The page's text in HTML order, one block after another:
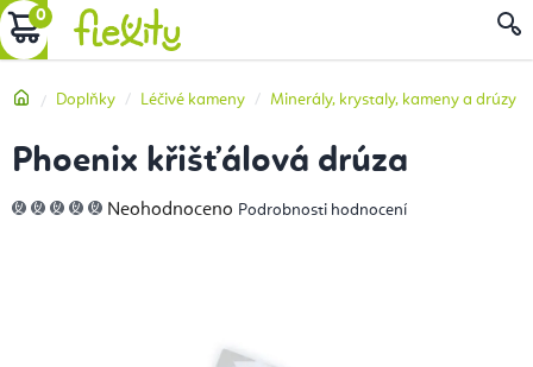
Přejít
na
NÁKUPNÍ
DomůDoplňky Léčivé kameny Minerály, krystaly, kameny a drúzy
Phoenix křišťálová drúza
Průměrné
hodnocení
Neohodnoceno Podrobnosti hodnocení